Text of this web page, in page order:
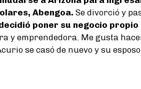
Abengoa. Se divorció y
poner su negocio propio
y emprendedora. Me gusta
se casó de nuevo y su